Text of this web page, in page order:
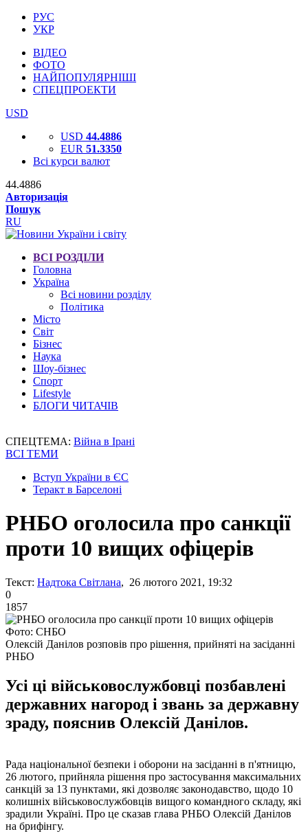
РУС
УКР
ВІДЕО
ФОТО
НАЙПОПУЛЯРНІШІ
СПЕЦПРОЕКТИ
USD
USD 44.4886
EUR 51.3350
Всі курси валют
44.4886
Авторизація
Пошук
RU
ВСІ РОЗДІЛИ
Головна
Україна
Всі новини розділу
Політика
Місто
Світ
Бізнес
Наука
Шоу-бізнес
Спорт
Lifestyle
БЛОГИ ЧИТАЧІВ
СПЕЦТЕМА: Війна в Ірані
ВСІ ТЕМИ
Вступ України в ЄС
Теракт в Барселоні
РНБО оголосила про санкції
проти 10 вищих офіцерів
Текст: Надтока Світлана, 26 лютого 2021, 19:32
0
1857
Фото: СНБО
Олексій Данілов розповів про рішення, прийняті на засіданні
РНБО
Усі ці військовослужбовці позбавлені
державних нагород і звань за державну
зраду, пояснив Олексій Данілов.
Рада національної безпеки і оборони на засіданні в п'ятницю,
26 лютого, прийняла рішення про застосування максимальних
санкцій за 13 пунктами, які дозволяє законодавство, щодо 10
колишніх військовослужбовців вищого командного складу, які
зрадили Україні. Про це сказав глава РНБО Олексій Данілов
на брифінгу.